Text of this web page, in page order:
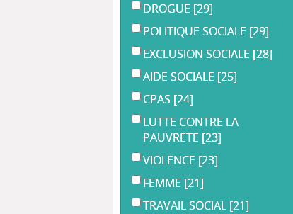
DROGUE [29]
POLITIQUE SOCIALE [29]
EXCLUSION SOCIALE [28]
AIDE SOCIALE [25]
CPAS [24]
LUTTE CONTRE LA
PAUVRETE [23]
VIOLENCE [23]
FEMME [21]
TRAVAIL SOCIAL [21]